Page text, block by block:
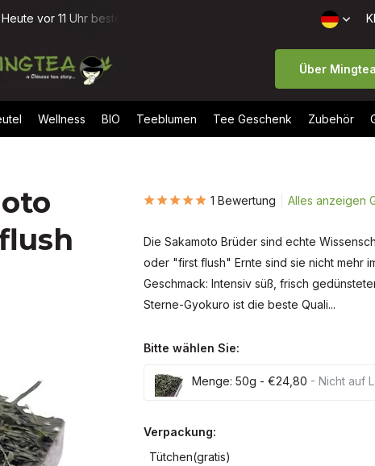
Bewertung: 9,5/10 (+1700 Rezensionen) Kostenloser
Über Mingtea
Wellness BIO Teeblumen Tee Geschenk Zubehör
1 Bewertung Alles anzeigen
Die Sakamoto Brüder sind echte
oder "first flush" Ernte sind sie nicht mehr
Geschmack: Intensiv süß, frisch
Sterne-Gyokuro ist die beste Quali...
Bitte wählen Sie:
Menge: 50g - €24,80 - Nicht auf
Verpackung:
Tütchen(gratis)